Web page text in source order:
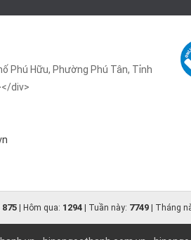
Phú Hữu, Phường Phú Tân, Tỉnh
div>
875| Hôm qua: 1294| Tuần này: 7749| Tháng